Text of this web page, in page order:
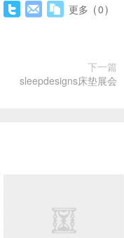
更多 (0)
下一篇
sleepdesigns床垫展会